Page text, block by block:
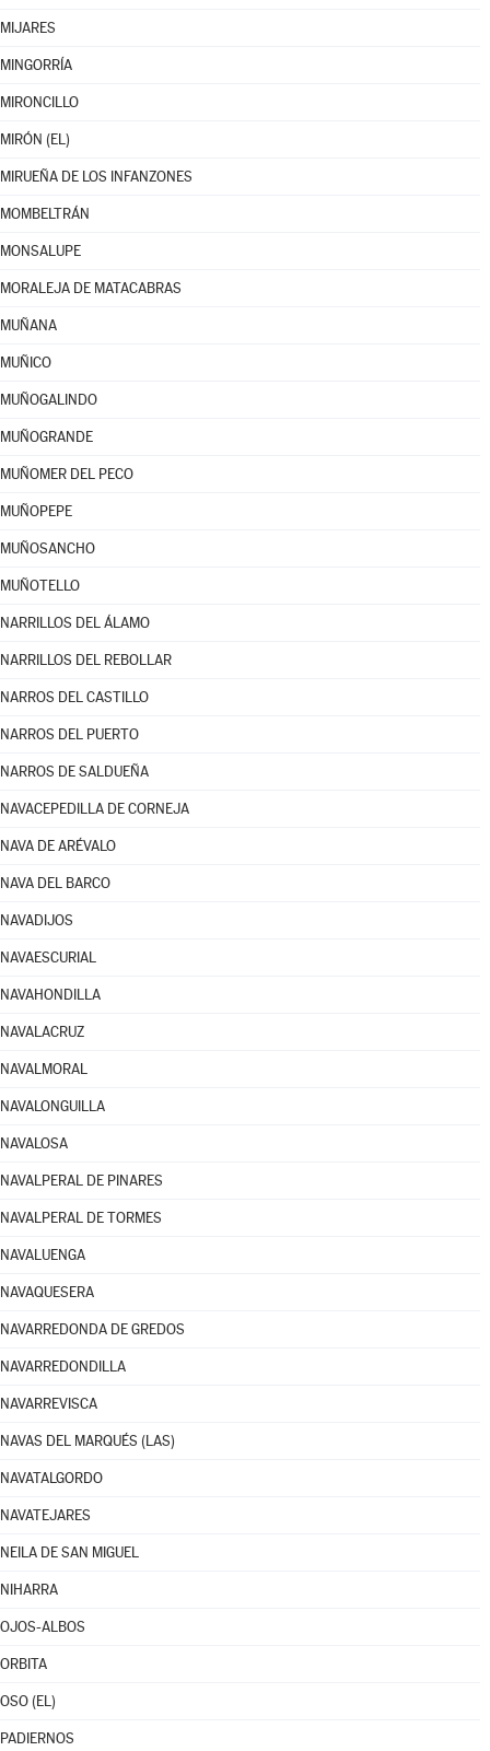
MIJARES
MINGORRÍA
MIRONCILLO
MIRÓN (EL)
MIRUEÑA DE LOS INFANZONES
MOMBELTRÁN
MONSALUPE
MORALEJA DE MATACABRAS
MUÑANA
MUÑICO
MUÑOGALINDO
MUÑOGRANDE
MUÑOMER DEL PECO
MUÑOPEPE
MUÑOSANCHO
MUÑOTELLO
NARRILLOS DEL ÁLAMO
NARRILLOS DEL REBOLLAR
NARROS DEL CASTILLO
NARROS DEL PUERTO
NARROS DE SALDUEÑA
NAVACEPEDILLA DE CORNEJA
NAVA DE ARÉVALO
NAVA DEL BARCO
NAVADIJOS
NAVAESCURIAL
NAVAHONDILLA
NAVALACRUZ
NAVALMORAL
NAVALONGUILLA
NAVALOSA
NAVALPERAL DE PINARES
NAVALPERAL DE TORMES
NAVALUENGA
NAVAQUESERA
NAVARREDONDA DE GREDOS
NAVARREDONDILLA
NAVARREVISCA
NAVAS DEL MARQUÉS (LAS)
NAVATALGORDO
NAVATEJARES
NEILA DE SAN MIGUEL
NIHARRA
OJOS-ALBOS
ORBITA
OSO (EL)
PADIERNOS